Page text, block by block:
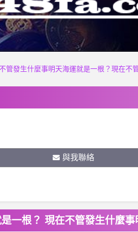
管發生什麼事明天海運就是一根？現在不
與我聯絡
一根？ 現在不管發生什麼事